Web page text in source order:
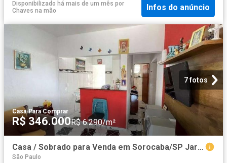
Disponibilizado há mais de um mês por
Chaves na mão
Infos do anúncio
7 fotos
Casa·Para Comprar
R$ 346.000R$ 6.290/m²
Casa / Sobrado para Venda em Sorocaba/SP Jardim Paulista 2 Quartos
São Paulo